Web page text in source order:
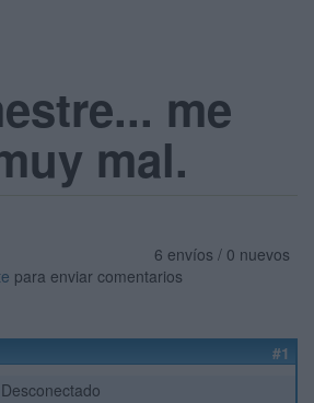
me
mal.
6 envíos / 0 nuevos
para enviar comentarios
#1
Desconectado